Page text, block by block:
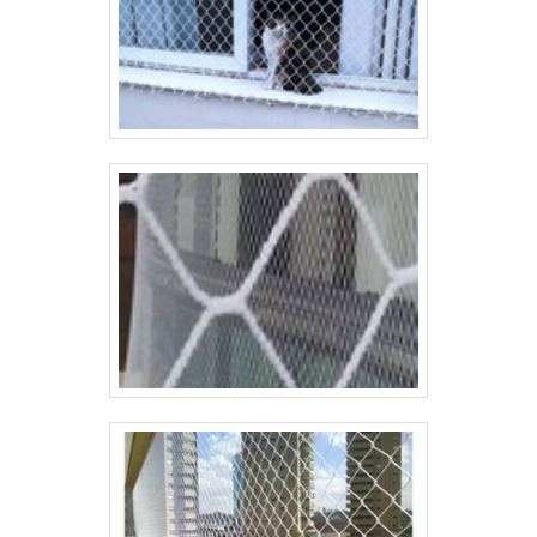
são deixados de lado por muitas empresas que
não focam na fidelização do cliente.Existem
muitas formas diferentes de demonstrar
conhecimento e autoridade em uma área de
atuação. Os motivos pelos quais a Requinte das
Telas é referência quando o assunto for fábrica
de alambrado: Comprometida com os serviços;
Responsável; Altamente qualificada; Inovadora;
Segura.GARANTIA E ASSERTIVIDADE NO
SEGMENTOSomente na Requinte das Telas
existem as melhores variedades no segmento
quando o assunto for fábrica de alambrado. É
sempre a opção mais confiável, disponibilizando
soldadas.Tudo isso por ser comprometida com
os serviços e segura, conquistas adquiridas
porque investiu em uma estrutura que hoje conta
com escritório de alta qualidade onde são